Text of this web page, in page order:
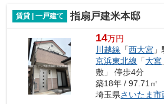
賃貸 | 一戸建て 指扇戸建米本邸
14万円
川越線 「西大宮
京浜東北線 「大宮
敷」 停歩4分
築18年 / 97.71㎡
埼玉県さいたま市